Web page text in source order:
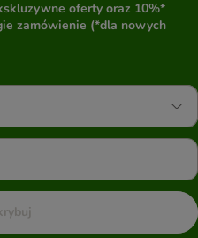
oferty oraz 10%*
zamówienie (*dla nowych